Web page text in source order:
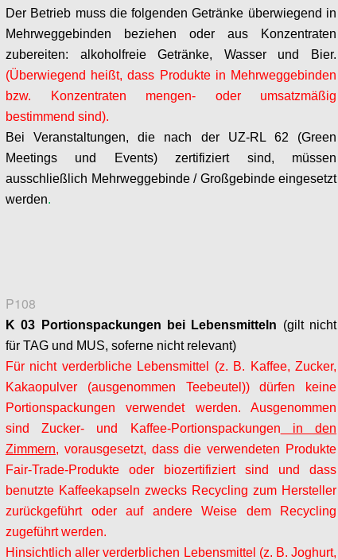
Der Betrieb muss die folgenden Getränke überwiegend in
Mehrweggebinden beziehen oder aus Konzentraten
zubereiten: alkoholfreie Getränke, Wasser und Bier.
(Überwiegend heißt, dass Produkte in Mehrweggebinden
bzw. Konzentraten mengen- oder umsatzmäßig
bestimmend sind).
Bei Veranstaltungen, die nach der UZ-RL 62 (Green
Meetings und Events) zertifiziert sind, müssen
ausschließlich Mehrweggebinde / Großgebinde eingesetzt
werden.
P108
K 03 Portionspackungen bei Lebensmitteln (gilt nicht
für TAG und MUS, soferne nicht relevant)
Für nicht verderbliche Lebensmittel (z. B. Kaffee, Zucker,
Kakaopulver (ausgenommen Teebeutel)) dürfen keine
Portionspackungen verwendet werden. Ausgenommen
sind Zucker- und Kaffee-Portionspackungen in den
Zimmern, vorausgesetzt, dass die verwendeten Produkte
Fair-Trade-Produkte oder biozertifiziert sind und dass
benutzte Kaffeekapseln zwecks Recycling zum Hersteller
zurückgeführt oder auf andere Weise dem Recycling
zugeführt werden.
Hinsichtlich aller verderblichen Lebensmittel (z. B. Joghurt,